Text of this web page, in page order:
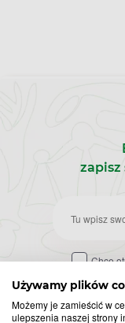
Używamy plików
Możemy je zamieścić w
ulepszenia naszej strony
zapisz
Zapisz
do
Chcę